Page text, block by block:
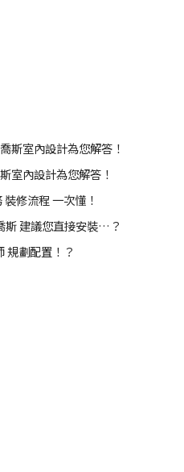
斯室內設計為您解答！
室內設計為您解答！
修流程 一次懂！
建議您直接安裝…？
規劃配置！？